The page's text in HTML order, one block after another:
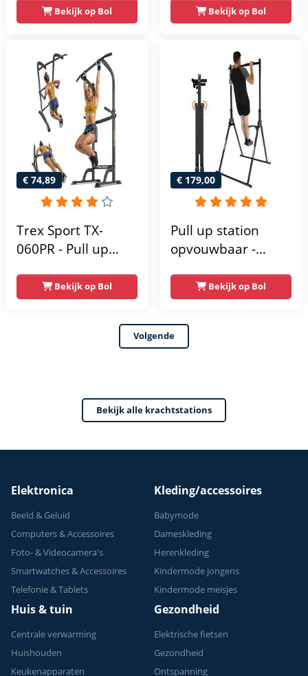
- Dip Station - Pull
Up Bar -
Krachtstation -
Power Rack -
Verstelbaar -
Krachttraining
Bekijk op Bol
vrijstaand | dip
barren rugtrainer |
krachtstation
krachttoren |
fitnessstation |
power rack voor
thuis gym |
krachttraining voor
thuis
Bekijk op Bol
€ 74,89
Trex Sport TX-
060PR - Pull up
Fitness - Pull up
rack -
Multifunctioneel -
Verstelbaar -
Krachttraining - Tot
Bekijk op Bol
€ 179,00
Pull up station
opvouwbaar -
up rack - Pull up
bar - FPT165
Bekijk op Bol
Volgende
Bekijk alle krachtstations
Elektronica
Beeld & Geluid
Computers & Accessoires
Foto- & Videocamera's
Smartwatches & Accessoires
Telefonie & Tablets
Kleding/accessoires
Babymode
Dameskleding
Herenkleding
Kindermode jongens
Kindermode meisjes
Huis & tuin
Centrale verwarming
Huishouden
Keukenapparaten
Gezondheid
Elektrische fietsen
Gezondheid
Ontspanning